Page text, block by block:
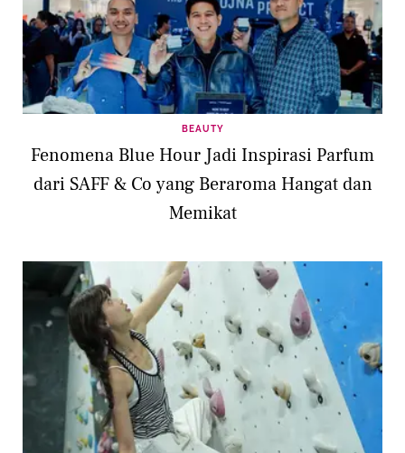
BEAUTY
Fenomena Blue Hour Jadi Inspirasi Parfum
dari SAFF & Co yang Beraroma Hangat dan
Memikat